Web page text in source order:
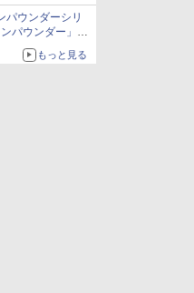
パウンダーシリ
パウンダー」を
を使用した超大
もっと見る